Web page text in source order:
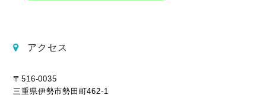
アクセス
〒516-0035
三重県伊勢市勢田町462-1